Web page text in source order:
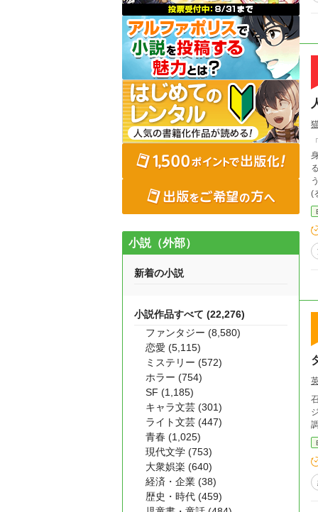
る。
う
(るり)
く
小説（外部）
新着の小説
小説作品すべて (22,276)
ファンタジー (8,580)
恋愛 (5,115)
ミステリー (572)
ホラー (754)
SF (1,185)
キャラ文芸 (301)
ライト文芸 (447)
青春 (1,025)
現代文学 (753)
大衆娯楽 (640)
経済・企業 (38)
歴史・時代 (459)